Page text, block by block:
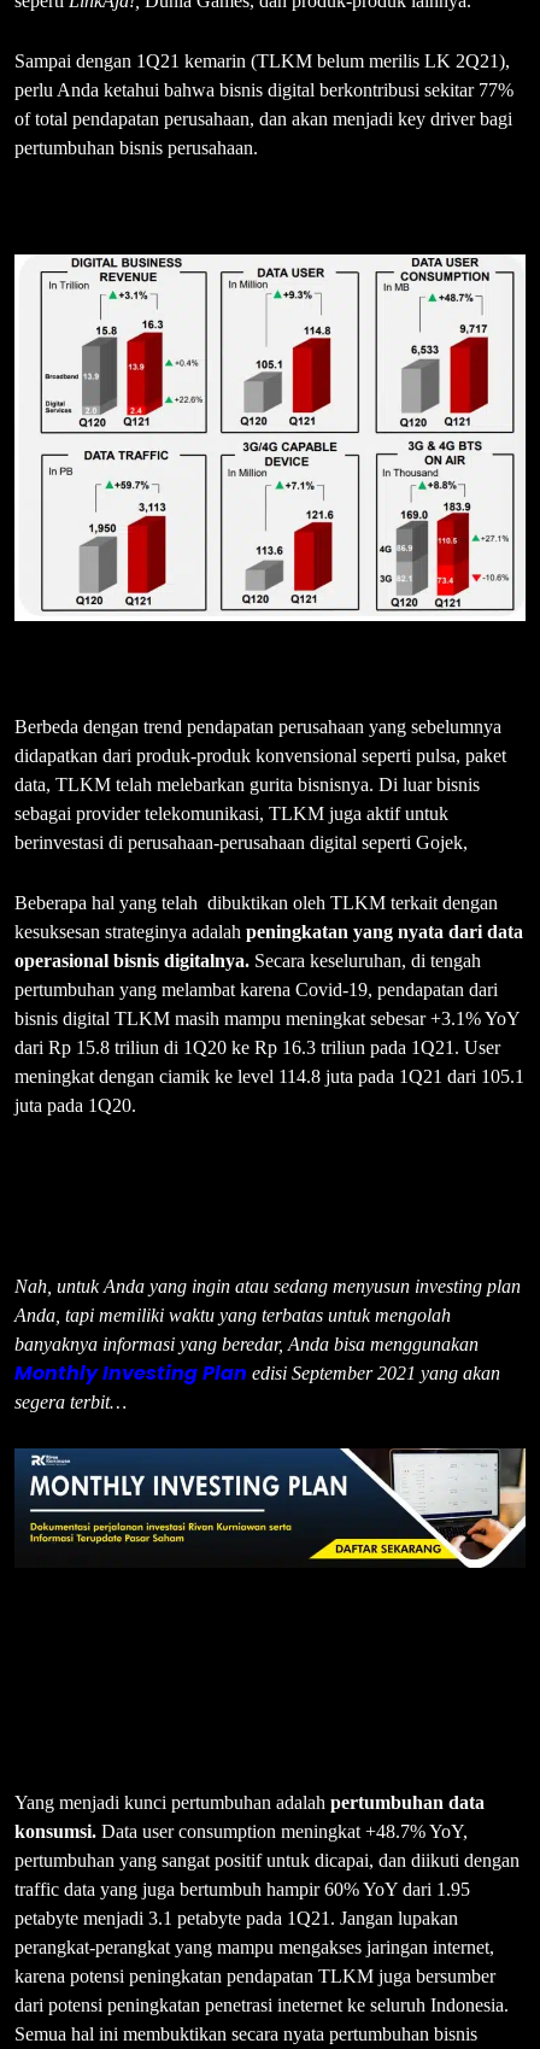
Sampai dengan 1Q21 kemarin (TLKM belum merilis LK 2Q21),
perlu Anda ketahui bahwa bisnis digital berkontribusi sekitar 77%
of total pendapatan perusahaan, dan akan menjadi key driver bagi
pertumbuhan bisnis perusahaan.
Berbeda dengan trend pendapatan perusahaan yang sebelumnya
didapatkan dari produk-produk konvensional seperti pulsa, paket
data, TLKM telah melebarkan gurita bisnisnya. Di luar bisnis
sebagai provider telekomunikasi, TLKM juga aktif untuk
berinvestasi di perusahaan-perusahaan digital seperti Gojek,
Beberapa hal yang telah dibuktikan oleh TLKM terkait dengan
kesuksesan strateginya adalah peningkatan yang nyata dari data
operasional bisnis digitalnya. Secara keseluruhan, di tengah
pertumbuhan yang melambat karena Covid-19, pendapatan dari
bisnis digital TLKM masih mampu meningkat sebesar +3.1% YoY
dari Rp 15.8 triliun di 1Q20 ke Rp 16.3 triliun pada 1Q21. User
meningkat dengan ciamik ke level 114.8 juta pada 1Q21 dari 105.1
juta pada 1Q20.
Nah, untuk Anda yang ingin atau sedang menyusun investing plan
Anda, tapi memiliki waktu yang terbatas untuk mengolah
banyaknya informasi yang beredar, Anda bisa menggunakan
Monthly Investing Plan edisi September 2021 yang akan
segera terbit…
Yang menjadi kunci pertumbuhan adalah pertumbuhan data
konsumsi. Data user consumption meningkat +48.7% YoY,
pertumbuhan yang sangat positif untuk dicapai, dan diikuti dengan
traffic data yang juga bertumbuh hampir 60% YoY dari 1.95
petabyte menjadi 3.1 petabyte pada 1Q21. Jangan lupakan
perangkat-perangkat yang mampu mengakses jaringan internet,
karena potensi peningkatan pendapatan TLKM juga bersumber
dari potensi peningkatan penetrasi ineternet ke seluruh Indonesia.
Semua hal ini membuktikan secara nyata pertumbuhan bisnis